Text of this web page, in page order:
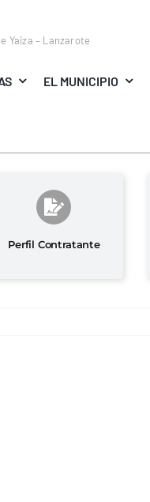
Yaiza – Lanzarote
EL MUNICIPIO
Perfil Contratante